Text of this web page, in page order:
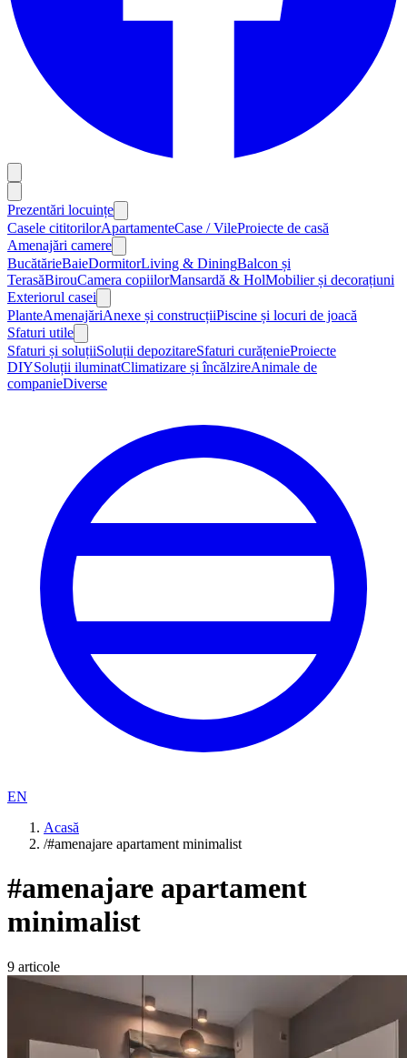
Prezentări locuințe
Casele cititorilorApartamenteCase / VileProiecte de casă
Amenajări camere
BucătărieBaieDormitorLiving & DiningBalcon și
TerasăBirouCamera copiilorMansardă & HolMobilier și decorațiuni
Exteriorul casei
PlanteAmenajăriAnexe și construcțiiPiscine și locuri de joacă
Sfaturi utile
Sfaturi și soluțiiSoluții depozitareSfaturi curățenieProiecte
DIYSoluții iluminatClimatizare și încălzireAnimale de
companieDiverse
EN
Acasă
/#amenajare apartament minimalist
#amenajare apartament
minimalist
9 articole